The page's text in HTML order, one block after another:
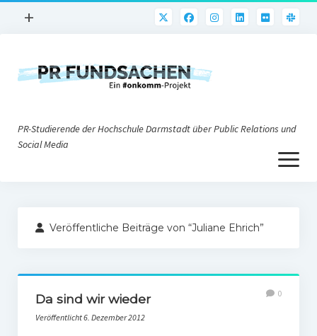
Menü
+
PR@h_da
Nonprofit-PR
Social Media
PR-Theorie
PR-Studierende der Hochschule Darmstadt über Public Relations und
Social Media
Menü
öffnen
Impressum
Veröffentliche Beiträge von “Juliane Ehrich”
Da sind wir wieder
Veröffentlicht 6. Dezember 2012
0